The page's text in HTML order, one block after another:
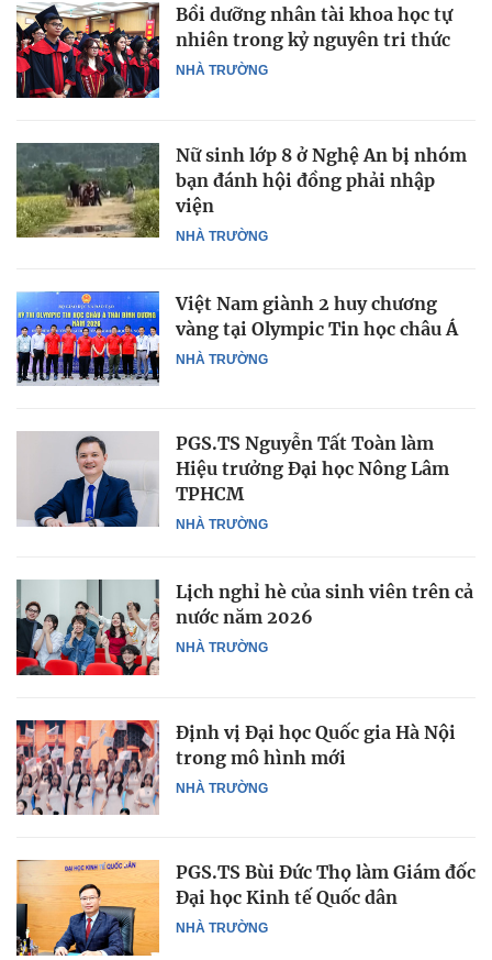
NHÀ TRƯỜNG
Bồi dưỡng nhân tài khoa học tự
nhiên trong kỷ nguyên tri thức
NHÀ TRƯỜNG
Nữ sinh lớp 8 ở Nghệ An bị nhóm
bạn đánh hội đồng phải nhập
viện
NHÀ TRƯỜNG
Việt Nam giành 2 huy chương
vàng tại Olympic Tin học châu Á
NHÀ TRƯỜNG
PGS.TS Nguyễn Tất Toàn làm
Hiệu trưởng Đại học Nông Lâm
TPHCM
NHÀ TRƯỜNG
Lịch nghỉ hè của sinh viên trên cả
nước năm 2026
NHÀ TRƯỜNG
Định vị Đại học Quốc gia Hà Nội
trong mô hình mới
NHÀ TRƯỜNG
PGS.TS Bùi Đức Thọ làm Giám đốc
Đại học Kinh tế Quốc dân